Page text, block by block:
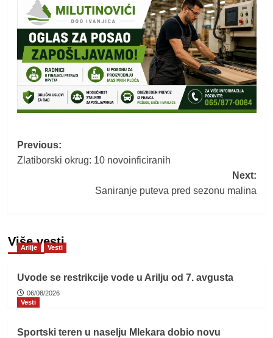
Post
navigation
Previous:
Zlatiborski okrug: 10 novoinficiranih
Next:
Saniranje puteva pred sezonu malina
Više vesti
Arilje Vesti
Uvode se restrikcije vode u Arilju od 7. avgusta
06/08/2026
Vesti
Sportski teren u naselju Mlekara dobio novu